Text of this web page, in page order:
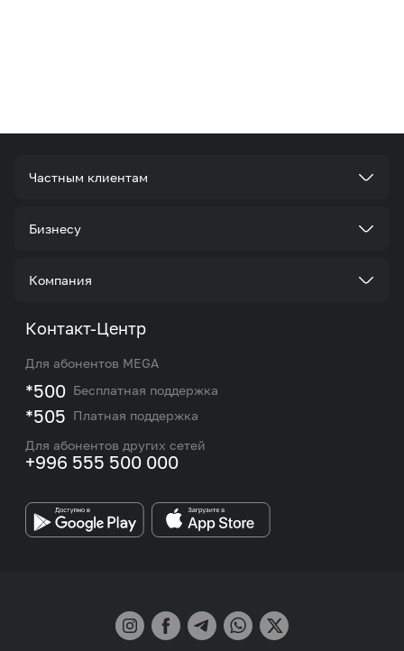
Частным клиентам
Тарифы
Роуминг и международные звонки
eSIM
Подбор номера
Бизнесу
Стать корпоративным клиентом
M2M
Контакты сотрудников отдела по работе с
корпоративными и VIP клиентами
Компания
О нас
Новости
Карта покрытия сети и центров обслуживания
Работа в MEGA
Бренд MEGA
Контакт-Центр
Для абонентов MEGA
*500 Бесплатная поддержка
*505 Платная поддержка
Для абонентов других сетей
+996 555 500 000